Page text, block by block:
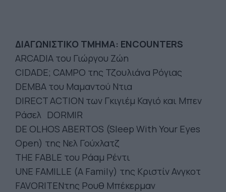
ΔΙΑΓΩΝΙΣΤΙΚΟ ΤΜΗΜΑ: ENCOUNTERS
ARCADIA του Γιώργου Ζώη
CIDADE; CAMPO της Τζουλιάνα Ρόγιας
DEMBA του Μαμαντού Ντια
DIRECT ACTION των Γκιγιέμ Καγιό και Μπεν
Ράσελ DORMIR
DE OLHOS ABERTOS (Sleep With Your Eyes
Open) της Νελ Γούχλατζ
THE FABLE του Ράαμ Ρέντι
UNE FAMILLE (A Family) της Κριστίν Ανγκοτ
FAVORITENτης Ρουθ Μπέκερμαν